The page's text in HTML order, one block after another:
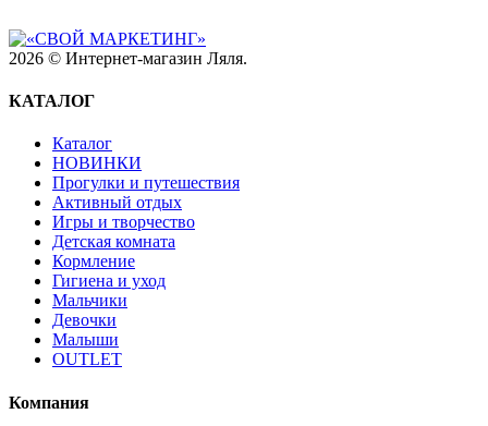
2026 © Интернет-магазин Ляля.
КАТАЛОГ
Каталог
НОВИНКИ
Прогулки и путешествия
Активный отдых
Игры и творчество
Детская комната
Кормление
Гигиена и уход
Мальчики
Девочки
Малыши
OUTLET
Компания